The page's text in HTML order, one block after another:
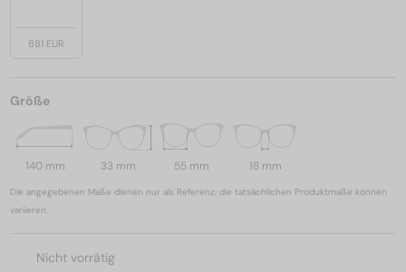
881 EUR
Größe
140 mm 33 mm 55 mm 18 mm
Die angegebenen Maße dienen nur als Referenz; die tatsächlichen Produktmaße können
variieren.
Nicht vorrätig